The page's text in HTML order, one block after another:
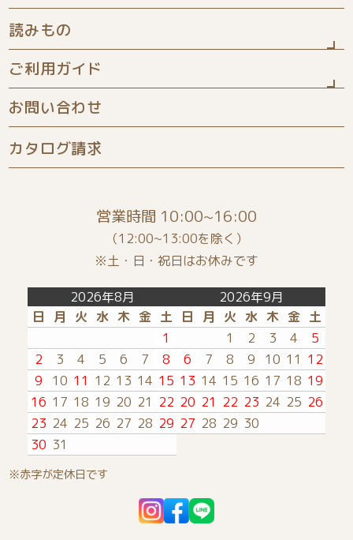
五月人形
きせつ飾り
家具シリーズ
木の名前旗
読みもの
お知らせ
商品について
お客様の声
ご利用ガイド
よくある質問
配送について
お問い合わせ
カタログ請求
営業時間 10:00~16:00
（12:00~13:00を除く）
※土・日・祝日はお休みです
2026年8月
日
月 火 水 木 金 土
1
2
3 4 5 6 7
8
9
10 11 12 13 14 15
16 17 18 19 20 21 22
23 24 25 26 27 28 29
30 31
2026年9月
日
月 火 水 木 金 土
1
2 3 4
5
6
7 8 9 10 11 12
13 14 15 16 17 18 19
20 21 22 23 24 25 26
27 28 29 30
※赤字が定休日です